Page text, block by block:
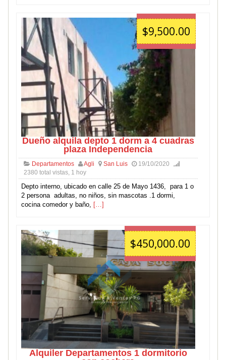
$9,500.00
Dueño alquila depto 1 dorm a 4 cuadras
plaza Independencia
Departamentos Agli San Luis
19/10/2020
2380 total vistas, 1 hoy
Depto interno, ubicado en calle 25 de Mayo 1436, para 1 o
2 persona adultas, no niños, sin mascotas .1 dormi,
cocina comedor y baño, […]
$450,000.00
Alquiler Departamentos 1 dormitorio